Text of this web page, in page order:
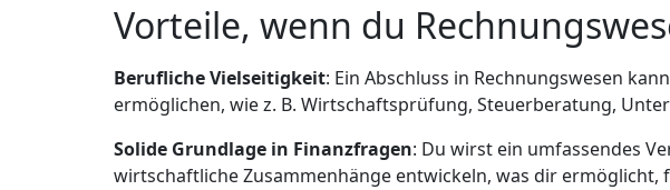
Vorteile, wenn du
Berufliche Vielseitigkeit: Ein Abschluss in Rechnungswesen
ermöglichen, wie z. B. Wirtschaftsprüfung, Steuerberatung,
Solide Grundlage in Finanzfragen: Du wirst ein umfassendes
wirtschaftliche Zusammenhänge entwickeln, was dir